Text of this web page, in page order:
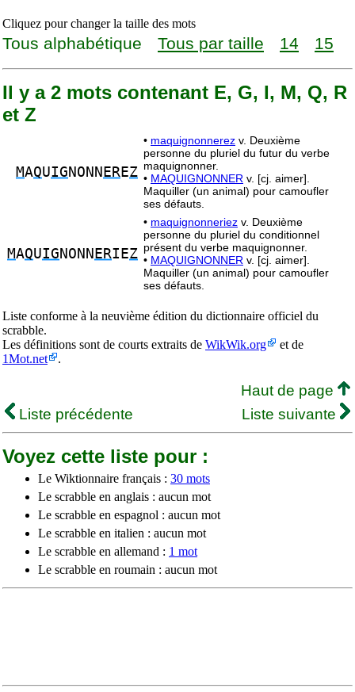
Cliquez pour changer la taille des mots
Tous alphabétique Tous par taille 14 15
Il y a 2 mots contenant E, G, I, M, Q, R
et Z
MAQUIG NONN EREZ
• maquignonnerez v. Deuxième
personne du pluriel du futur du verbe
maquignonner.
• MAQUIGNONNER v. [cj. aimer].
Maquiller (un animal) pour camoufler
ses défauts.
MAQUIG NONN ERIEZ
• maquignonneriez v. Deuxième
personne du pluriel du conditionnel
présent du verbe maquignonner.
• MAQUIGNONNER v. [cj. aimer].
Maquiller (un animal) pour camoufler
ses défauts.
Liste conforme à la neuvième édition du dictionnaire officiel du
scrabble.
Les définitions sont de courts extraits de WikWik.org
et de
1Mot.net
.
Haut de page
Liste précédente
Liste suivante
Voyez cette liste pour :
Le Wiktionnaire français : 30 mots
Le scrabble en anglais : aucun mot
Le scrabble en espagnol : aucun mot
Le scrabble en italien : aucun mot
Le scrabble en allemand : 1 mot
Le scrabble en roumain : aucun mot